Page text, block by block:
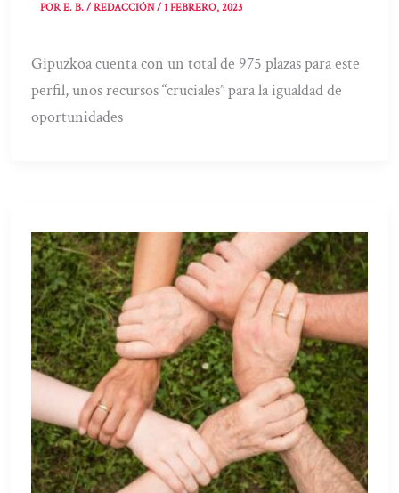
PORE. B. / REDACCIÓN/1 FEBRERO, 2023
Gipuzkoa cuenta con un total de 975 plazas para este
perfil, unos recursos “cruciales” para la igualdad de
oportunidades